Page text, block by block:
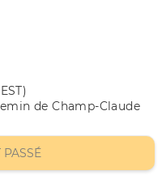
de Champ-Claude
PASSÉ